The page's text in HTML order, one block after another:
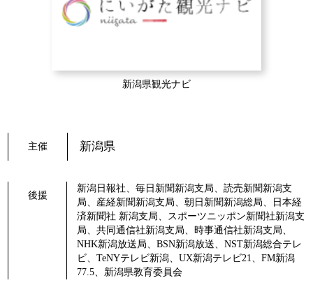
新潟県観光ナビ
主催 新潟県
後援
新潟日報社、毎日新聞新潟支局、読売新聞新潟支
局、産経新聞新潟支局、朝日新聞新潟総局、日本経
済新聞社 新潟支局、スポーツニッポン新聞社新潟支
局、共同通信社新潟支局、時事通信社新潟支局、
NHK新潟放送局、BSN新潟放送、NST新潟総合テレ
ビ、TeNYテレビ新潟、UX新潟テレビ21、FM新潟
77.5、新潟県教育委員会